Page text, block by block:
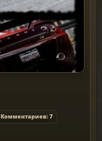
Комментариев: 7